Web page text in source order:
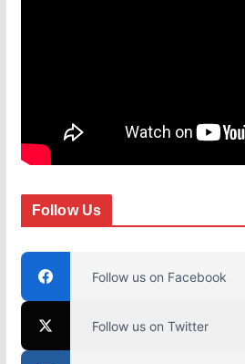
Follow Us
Follow us on Facebook
Follow us on Twitter